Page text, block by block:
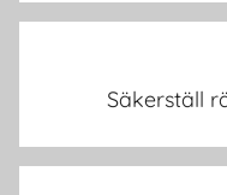
Säkerställ